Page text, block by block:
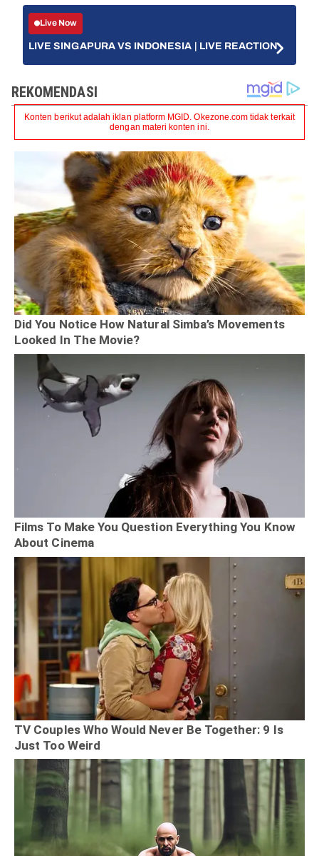
Live Now
LIVE SINGAPURA VS INDONESIA | LIVE REACTION